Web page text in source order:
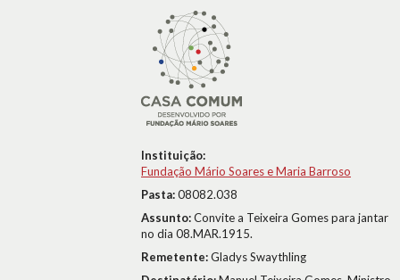
Instituição:
Fundação Mário Soares e Maria Barroso
Pasta:08082.038
Assunto:Convite a Teixeira Gomes para jantar
no dia 08.MAR.1915.
Remetente:Gladys Swaythling